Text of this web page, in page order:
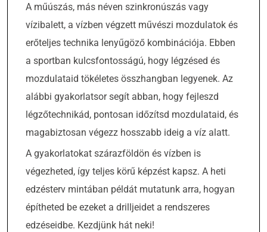
A műúszás, más néven szinkronúszás vagy
vízibalett, a vízben végzett művészi mozdulatok és
erőteljes technika lenyűgöző kombinációja. Ebben
a sportban kulcsfontosságú, hogy légzésed és
mozdulataid tökéletes összhangban legyenek. Az
alábbi gyakorlatsor segít abban, hogy fejleszd
légzőtechnikád, pontosan időzítsd mozdulataid, és
magabiztosan végezz hosszabb ideig a víz alatt.
A gyakorlatokat szárazföldön és vízben is
végezheted, így teljes körű képzést kapsz. A heti
edzésterv mintában példát mutatunk arra, hogyan
építheted be ezeket a drilljeidet a rendszeres
edzéseidbe. Kezdjünk hát neki!